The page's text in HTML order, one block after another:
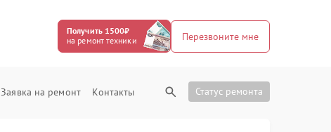
Получить 1500₽
на ремонт техники
Перезвоните мне
Заявка на ремонт Контакты Статус ремонта